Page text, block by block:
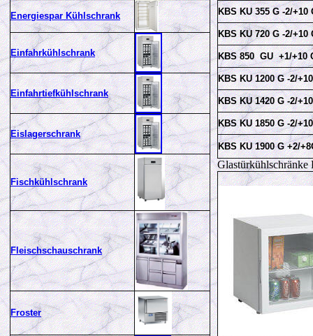
Energiespar Kühlschrank
Einfahrkühlschrank
Einfahrtiefkühlschrank
Eislagerschrank
Fischkühlschrank
Fleischschauschrank
Froster
KBS KU 355 G -2/+10
KBS KU 720 G -2/+10
KBS 850 GU +1/+10
KBS KU 1200 G -2/
KBS KU 1420 G -2/
KBS KU 1850 G -2/
KBS KU 1900 G +2/